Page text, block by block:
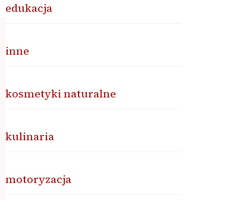
edukacja
inne
kosmetyki naturalne
kulinaria
motoryzacja